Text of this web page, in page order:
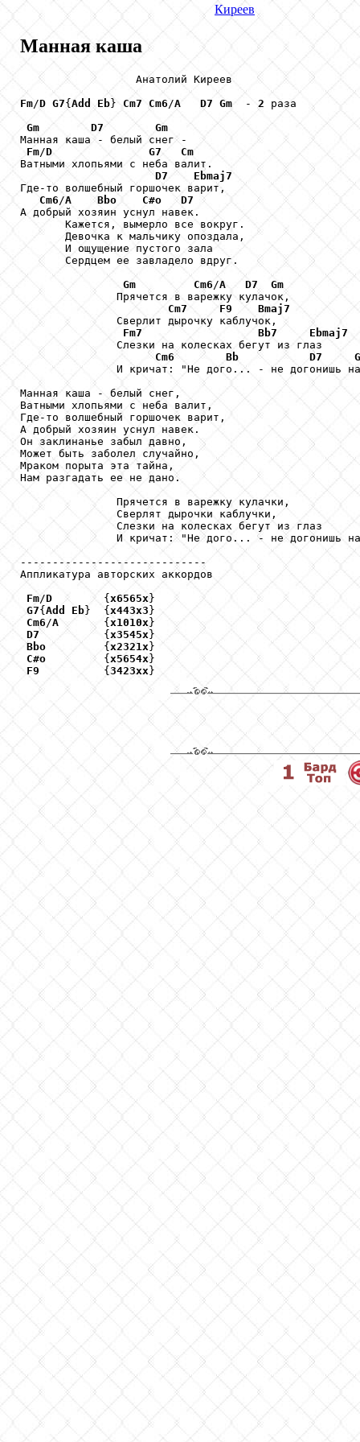
Киреев
Манная каша
                  Анатолий Киреев
Fm/D G7{ Add Eb } Cm7 Cm6 /A D7 Gm
  -
2 раза
Gm
D7
Gm
Манная каша - белый снег -
Fm/D G7
Cm
Ватными хлопьями с неба валит.
D7
Ebmaj7
Где-то волшебный горшочек варит,
Cm6 /A Bbo C#o
D7
А добрый хозяин уснул навек.
       Кажется, вымерло все вокруг.
       Девочка к мальчику опоздала,
       И ощущение пустого зала
       Сердцем ее завладело вдруг.
Gm
Cm6 /A D7
Gm
               Прячется в варежку кулачок,
Cm7
F9
Bmaj7
               Сверлит дырочку каблучок,
Fm7
Bb7
Ebmaj7
               Слезки на колесках бегут из глаз
Cm6
Bb D7
И кричат: "Не дого... - не догонишь
Манная каша - белый снег,
Ватными хлопьями с неба валит,
Где-то волшебный горшочек варит,
А добрый хозяин уснул навек.
Он заклинанье забыл давно,
Может быть заболел случайно,
Мраком порыта эта тайна,
Нам разгадать ее не дано.
               Прячется в варежку кулачки,
               Сверлят дырочки каблучки,
               Слезки на колесках бегут из глаз
И кричат: "Не дого... - не догонишь
-----------------------------
Аппликатура авторских аккордов
Fm/D
        {
x6565x}
G7{ Add Eb}  { x443x3 }
Cm6 /A
       {
x1010x }
D7
          {
x3545x }
Bbo
         {
x2321x }
C#o
         {
x5654x }
F9
          {
3423xx }